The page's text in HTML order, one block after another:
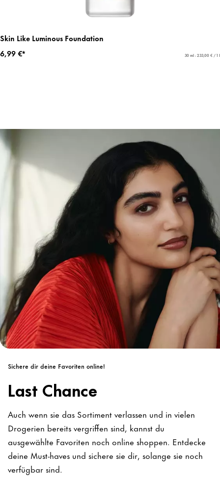
Skin Like Luminous Foundation
6,99 €*
30 ml - 233,00 € / 1 l
Sichere dir deine Favoriten online!
Last Chance
Auch wenn sie das Sortiment verlassen und in vielen
Drogerien bereits vergriffen sind, kannst du
ausgewählte Favoriten noch online shoppen. Entdecke
deine Must-haves und sichere sie dir, solange sie noch
verfügbar sind.